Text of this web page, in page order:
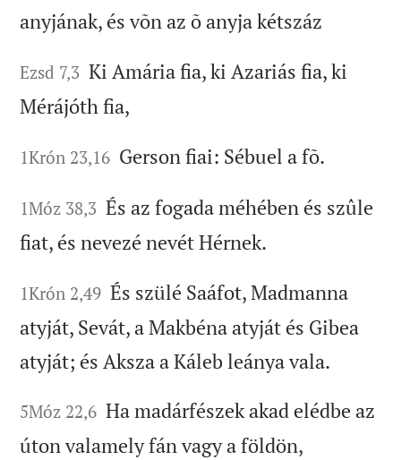
anyjának, és võn az õ anyja kétszáz
Ezsd 7,3 Ki Amária fia, ki Azariás fia, ki
Mérájóth fia,
1Krón 23,16 Gerson fiai: Sébuel a fõ.
1Móz 38,3 És az fogada méhében és szûle
fiat, és nevezé nevét Hérnek.
1Krón 2,49 És szülé Saáfot, Madmanna
atyját, Sevát, a Makbéna atyját és Gibea
atyját; és Aksza a Káleb leánya vala.
5Móz 22,6 Ha madárfészek akad elédbe az
úton valamely fán vagy a földön,